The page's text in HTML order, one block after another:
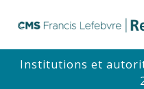
content
Institutions et